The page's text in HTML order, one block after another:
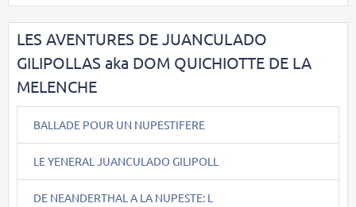
LES AVENTURES DE JUANCULADO
GILIPOLLAS aka DOM QUICHIOTTE DE LA
MELENCHE
BALLADE POUR UN NUPESTIFERE
LE YENERAL JUANCULADO GILIPOLL
DE NEANDERTHAL A LA NUPESTE: L